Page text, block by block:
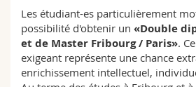
Sciences et médecine
Interfacultaire
Collaborateurs
Doctorants
Webmail
Programme des cours
Les étudiant-es particulièrement
possibilité d'obtenir un «Double
et de Master Fribourg / Paris».
exigeant représente une chance
enrichissement intellectuel,